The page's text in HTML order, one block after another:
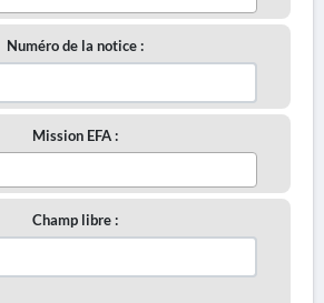
Numéro de la notice :
Mission EFA :
Champ libre :